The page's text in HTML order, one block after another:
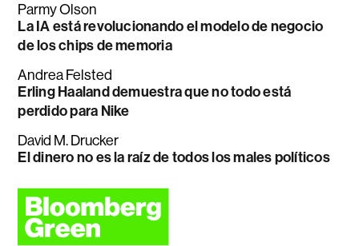
Parmy Olson
La IA está revolucionando el modelo de negocio
de los chips de memoria
Andrea Felsted
Erling Haaland demuestra que no todo está
perdido para Nike
David M. Drucker
El dinero no es la raíz de todos los males políticos